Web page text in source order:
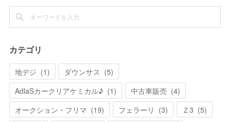
カテゴリ
地デジ (1) ダウンサス (5)
AdlaSカークリアケミカル♪ (1) 中古車販売 (4)
オークション・フリマ (19) フェラーリ (3) Ｚ3 (5)